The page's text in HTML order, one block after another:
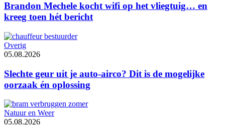
Brandon Mechele kocht wifi op het vliegtuig… en
kreeg toen hét bericht
Overig
05.08.2026
Slechte geur uit je auto-airco? Dit is de mogelijke
oorzaak én oplossing
Natuur en Weer
05.08.2026